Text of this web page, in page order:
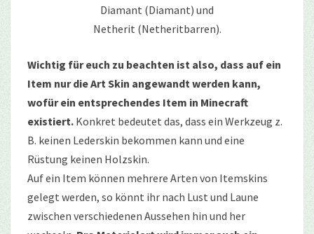
Diamant (Diamant) und
Netherit (Netheritbarren).
Wichtig für euch zu beachten ist also, dass auf ein
Item nur die Art Skin angewandt werden kann,
wofür ein entsprechendes Item in Minecraft
existiert. Konkret bedeutet das, dass ein Werkzeug z.
B. keinen Lederskin bekommen kann und eine
Rüstung keinen Holzskin.
Auf ein Item können mehrere Arten von Itemskins
gelegt werden, so könnt ihr nach Lust und Laune
zwischen verschiedenen Aussehen hin und her